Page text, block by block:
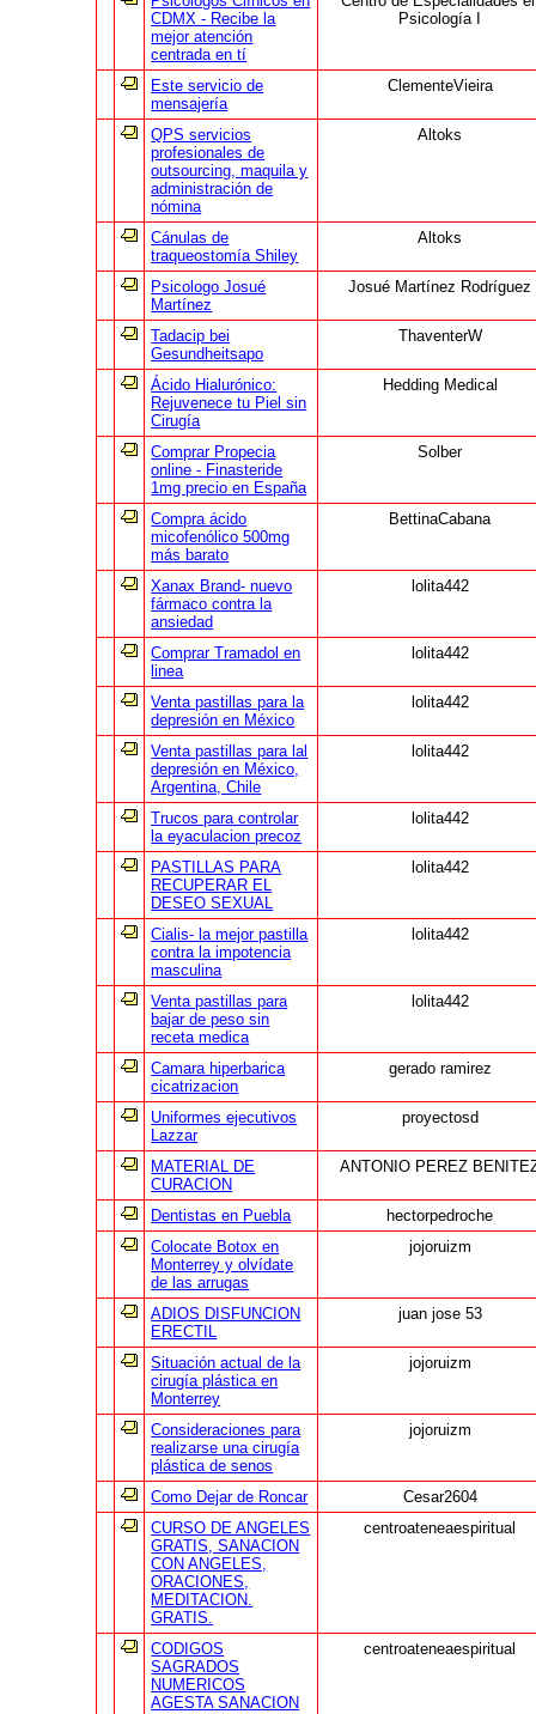
CDMX - Recibe la
mejor atención
centrada en tí
Psicología I
Este servicio de
mensajería
ClementeVieira
QPS servicios
profesionales de
outsourcing, maquila y
administración de
nómina
Altoks
Cánulas de
traqueostomía Shiley
Altoks
Psicologo Josué
Martínez
Josué Martínez Rodríguez
Tadacip bei
Gesundheitsapo
ThaventerW
Ácido Hialurónico:
Rejuvenece tu Piel sin
Cirugía
Hedding Medical
Comprar Propecia
online - Finasteride
1mg precio en España
Solber
Compra ácido
micofenólico 500mg
más barato
BettinaCabana
Xanax Brand- nuevo
fármaco contra la
ansiedad
lolita442
Comprar Tramadol en
linea
lolita442
Venta pastillas para la
depresión en México
lolita442
Venta pastillas para lal
depresión en México,
Argentina, Chile
lolita442
Trucos para controlar
la eyaculacion precoz
lolita442
PASTILLAS PARA
RECUPERAR EL
DESEO SEXUAL
lolita442
Cialis- la mejor pastilla
contra la impotencia
masculina
lolita442
Venta pastillas para
bajar de peso sin
receta medica
lolita442
Camara hiperbarica
cicatrizacion
gerado ramirez
Uniformes ejecutivos
Lazzar
proyectosd
MATERIAL DE
CURACION
ANTONIO PEREZ
Dentistas en Puebla
hectorpedroche
Colocate Botox en
Monterrey y olvídate
de las arrugas
jojoruizm
ADIOS DISFUNCION
ERECTIL
juan jose 53
Situación actual de la
cirugía plástica en
Monterrey
jojoruizm
Consideraciones para
realizarse una cirugía
plástica de senos
jojoruizm
Como Dejar de Roncar
Cesar2604
CURSO DE ANGELES
GRATIS, SANACION
CON ANGELES,
ORACIONES,
MEDITACION.
GRATIS.
centroateneaespiritual
CODIGOS
SAGRADOS
NUMERICOS
AGESTA SANACION
centroateneaespiritual